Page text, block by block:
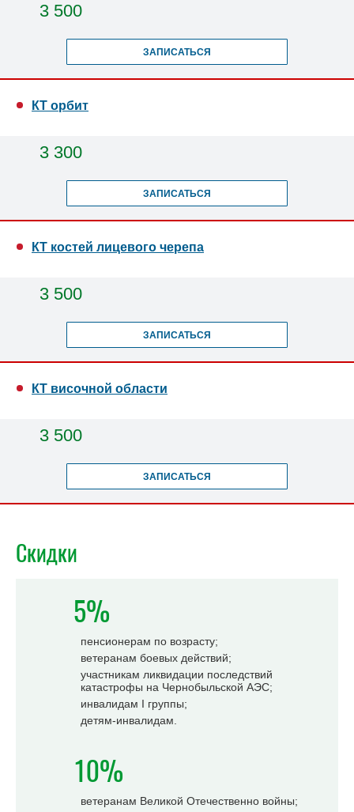
3 500
ЗАПИСАТЬСЯ
КТ орбит
3 300
ЗАПИСАТЬСЯ
КТ костей лицевого черепа
3 500
ЗАПИСАТЬСЯ
КТ височной области
3 500
ЗАПИСАТЬСЯ
Скидки
5%
пенсионерам по возрасту;
ветеранам боевых действий;
участникам ликвидации последствий
катастрофы на Чернобыльской АЭС;
инвалидам I группы;
детям-инвалидам.
10%
ветеранам Великой Отечественно войны;